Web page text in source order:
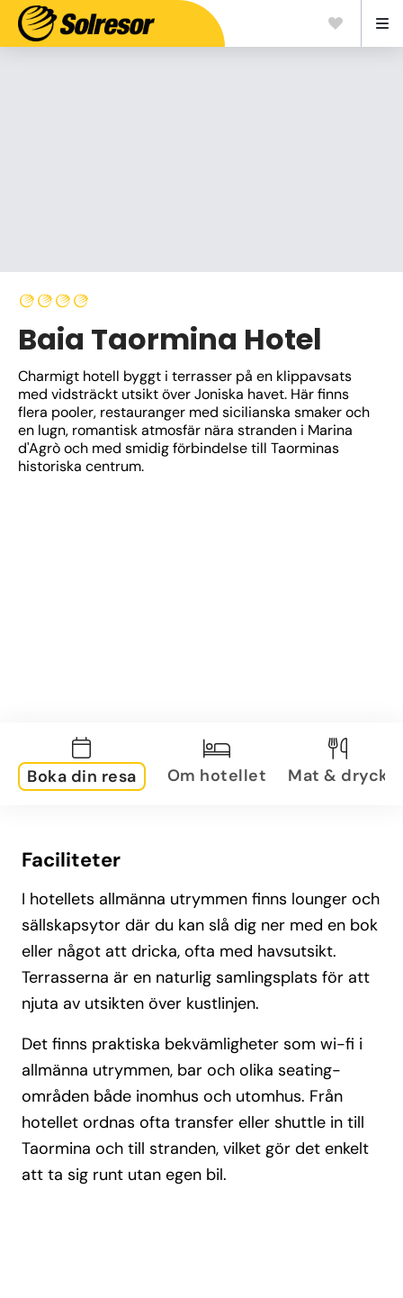
Baia Taormina Hotel
Charmigt hotell byggt i terrasser på en klippavsats
med vidsträckt utsikt över Joniska havet. Här finns
flera pooler, restauranger med sicilianska smaker och
en lugn, romantisk atmosfär nära stranden i Marina
d'Agrò och med smidig förbindelse till Taorminas
historiska centrum.
Boka din resa Om hotellet Mat & dryck
Faciliteter
I hotellets allmänna utrymmen finns lounger och
sällskapsytor där du kan slå dig ner med en bok
eller något att dricka, ofta med havsutsikt.
Terrasserna är en naturlig samlingsplats för att
njuta av utsikten över kustlinjen.
Det finns praktiska bekvämligheter som wi-fi i
allmänna utrymmen, bar och olika seating-
områden både inomhus och utomhus. Från
hotellet ordnas ofta transfer eller shuttle in till
Taormina och till stranden, vilket gör det enkelt
att ta sig runt utan egen bil.